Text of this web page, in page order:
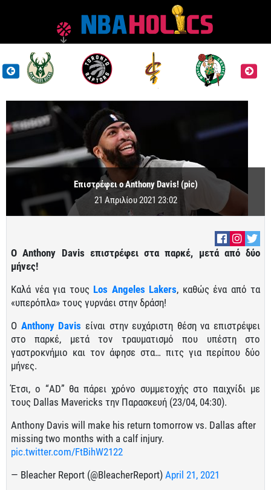
Επιστρέφει ο Anthony Davis! (pic)
21 Απριλίου 2021 23:02
Ο Anthony Davis επιστρέφει στα παρκέ, μετά από δύο
μήνες!
Καλά νέα για τους Los Angeles Lakers, καθώς ένα από τα
«υπερόπλα» τους γυρνάει στην δράση!
Ο Anthony Davis είναι στην ευχάριστη θέση να επιστρέψει
στο παρκέ, μετά τον τραυματισμό που υπέστη στο
γαστροκνήμιο και τον άφησε στα… πιτς για περίπου δύο
μήνες.
Έτσι, ο “AD” θα πάρει χρόνο συμμετοχής στο παιχνίδι με
τους Dallas Mavericks την Παρασκευή (23/04, 04:30).
Anthony Davis will make his return tomorrow vs. Dallas after
missing two months with a calf injury.
pic.twitter.com/FtBihW2122
— Bleacher Report (@BleacherReport) April 21, 2021